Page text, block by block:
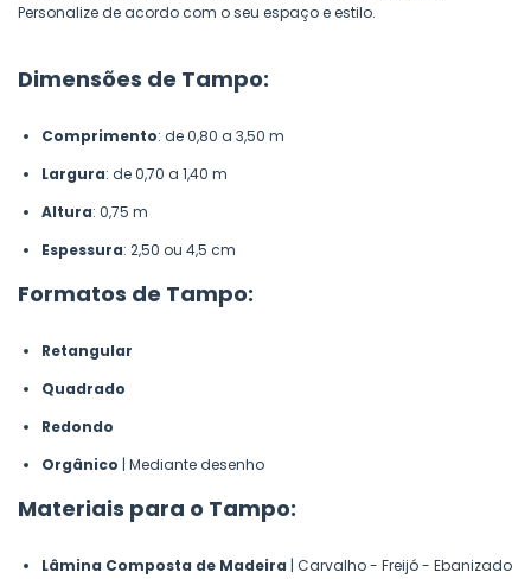
Personalize de acordo com o seu espaço e estilo.
Dimensões de Tampo:
Comprimento: de 0,80 a 3,50 m
Largura: de 0,70 a 1,40 m
Altura: 0,75 m
Espessura: 2,50 ou 4,5 cm
Formatos de Tampo:
Retangular
Quadrado
Redondo
Orgânico | Mediante desenho
Materiais para o Tampo:
Lâmina Composta de Madeira | Carvalho - Freijó - Ebanizado